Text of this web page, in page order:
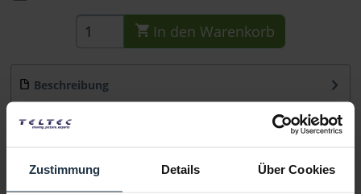
Zustimmung Details Über Cookies
In den Warenkorb
Beschreibung
3/8-16-Gewindelöchern und zusätzlichen...
mehr
Beratung